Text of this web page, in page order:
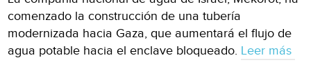
comenzado la construcción de una tubería
modernizada hacia Gaza, que aumentará el flujo de
agua potable hacia el enclave bloqueado. Leer más